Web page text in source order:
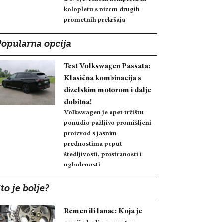
kolopletu s nizom drugih
prometnih prekršaja
opcija
Test Volkswagen Passata:
Klasična kombinacija s
dizelskim motorom i dalje
dobitna!
Volkswagen je opet tržištu
ponudio pažljivo promišljeni
proizvod s jasnim
prednostima poput
štedljivosti, prostranosti i
uglađenosti
je bolje?
Remen ili lanac: Koja je